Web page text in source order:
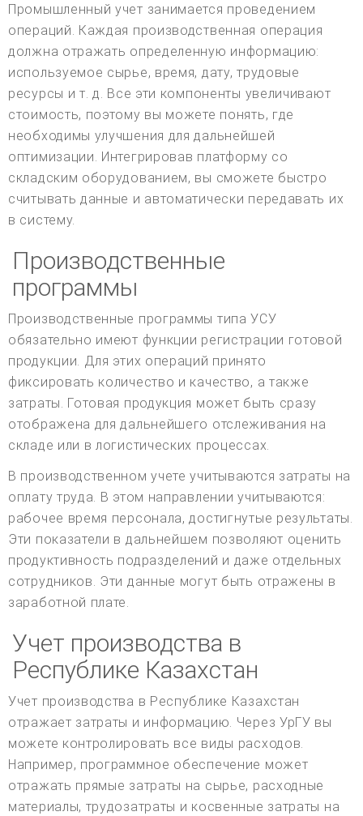
Промышленный учет занимается проведением
операций. Каждая производственная операция
должна отражать определенную информацию:
используемое сырье, время, дату, трудовые
ресурсы и т. д. Все эти компоненты увеличивают
стоимость, поэтому вы можете понять, где
необходимы улучшения для дальнейшей
оптимизации. Интегрировав платформу со
складским оборудованием, вы сможете быстро
считывать данные и автоматически передавать их
в систему.
Производственные
программы
Производственные программы типа УСУ
обязательно имеют функции регистрации готовой
продукции. Для этих операций принято
фиксировать количество и качество, а также
затраты. Готовая продукция может быть сразу
отображена для дальнейшего отслеживания на
складе или в логистических процессах.
В производственном учете учитываются затраты на
оплату труда. В этом направлении учитываются:
рабочее время персонала, достигнутые результаты.
Эти показатели в дальнейшем позволяют оценить
продуктивность подразделений и даже отдельных
сотрудников. Эти данные могут быть отражены в
заработной плате.
Учет производства в
Республике Казахстан
Учет производства в Республике Казахстан
отражает затраты и информацию. Через УрГУ вы
можете контролировать все виды расходов.
Например, программное обеспечение может
отражать прямые затраты на сырье, расходные
материалы, трудозатраты и косвенные затраты на